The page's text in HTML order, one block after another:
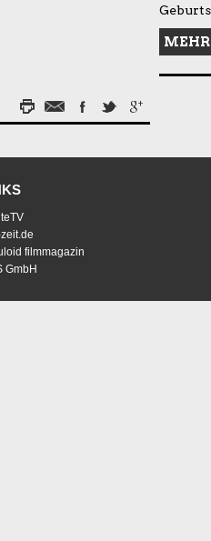
filmmagazin
GmbH